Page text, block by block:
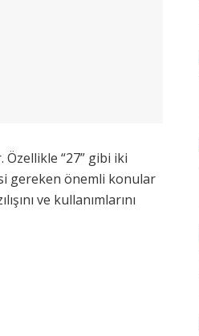
“27” gibi iki
gereken önemli konular
ve kullanımlarını